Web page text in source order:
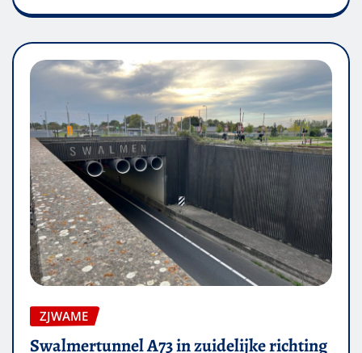
ZJWAME
Swalmertunnel A73 in zuidelijke richting